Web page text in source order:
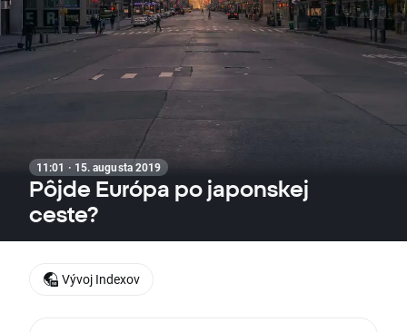
11:01 · 15. augusta 2019
Pôjde Európa po japonskej
ceste?
Vývoj Indexov